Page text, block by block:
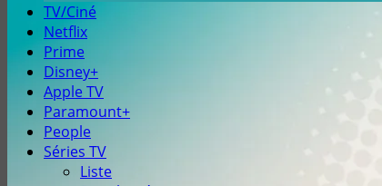
TV/Ciné
Netflix
Prime
Disney+
Apple TV
Paramount+
People
Séries TV
Liste